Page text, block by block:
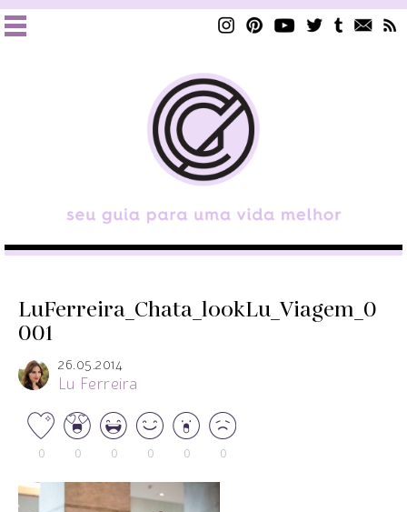
LuFerreira_Chata_lookLu_Viagem_0
001
26.05.2014
Lu Ferreira
0 0 0 0 0 0